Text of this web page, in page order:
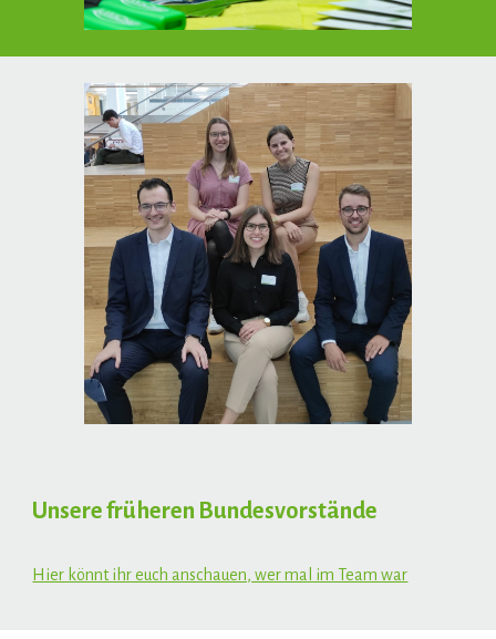
Unsere früheren Bundesvorstände
Hier könnt ihr euch anschauen, wer mal im Team war